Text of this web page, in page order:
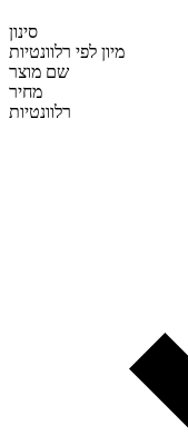
סינון
מיון לפי רלוונטיות
שם מוצר
מחיר
רלוונטיות